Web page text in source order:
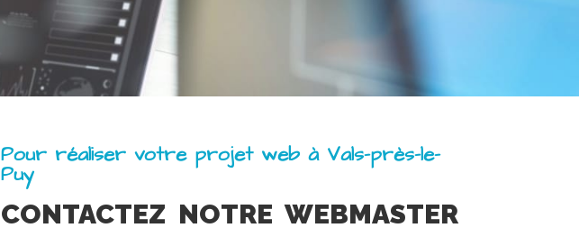
Pour réaliser votre projet web à Vals-près-le-
Puy
CONTACTEZ NOTRE WEBMASTER